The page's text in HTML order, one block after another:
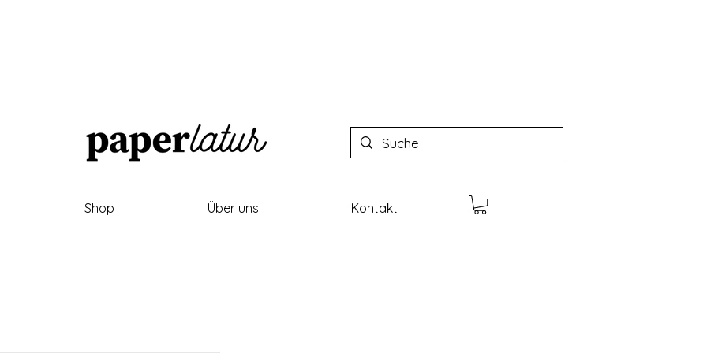
Shop Über uns Kontakt